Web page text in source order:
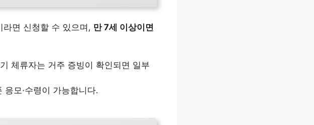
면 신청할 수 있으며, 만 7세 이상이면
체류자는 거주 증빙이 확인되면 일부
모·수령이 가능합니다.